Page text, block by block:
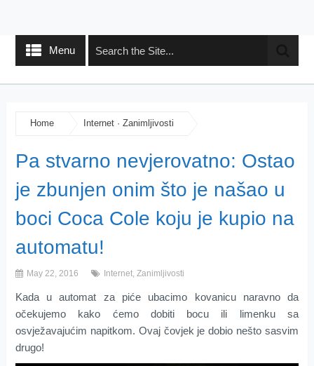
Menu
Home Internet· Zanimljivosti
Pa stvarno nevjerovatno: Ostao
je zbunjen onim što je našao u
boci Coca Cole koju je kupio na
automatu!
May 22, 2016 Internet, Zanimljivosti
Kada u automat za piće ubacimo kovanicu naravno da
očekujemo kako ćemo dobiti bocu ili limenku sa
osvježavajućim napitkom. Ovaj čovjek je dobio nešto sasvim
drugo!